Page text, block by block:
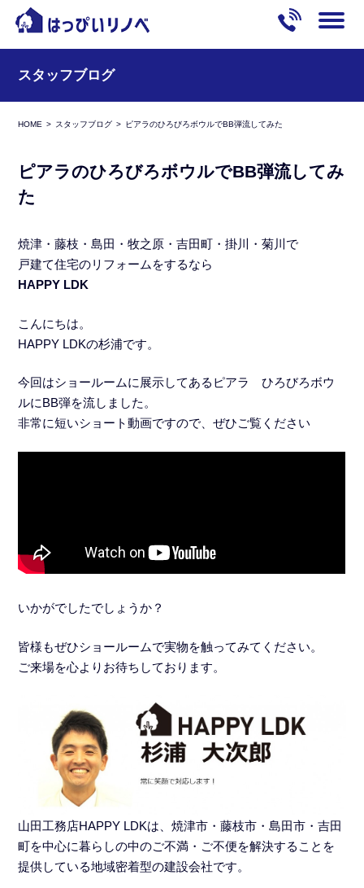
スタッフブログ
HOME スタッフブログ ピアラのひろびろボウルでBB弾流してみた
ピアラのひろびろボウルでBB弾流してみ
た
焼津・藤枝・島田・牧之原・吉田町・掛川・菊川で
戸建て住宅のリフォームをするなら
HAPPY LDK
こんにちは。
HAPPY LDKの杉浦です。
今回はショールームに展示してあるピアラ ひろびろボウ
ルにBB弾を流しました。
非常に短いショート動画ですので、ぜひご覧ください
いかがでしたでしょうか？
皆様もぜひショールームで実物を触ってみてください。
ご来場を心よりお待ちしております。
山田工務店HAPPY LDKは、焼津市・藤枝市・島田市・吉田
町を中心に暮らしの中のご不満・ご不便を解決することを
提供している地域密着型の建設会社です。